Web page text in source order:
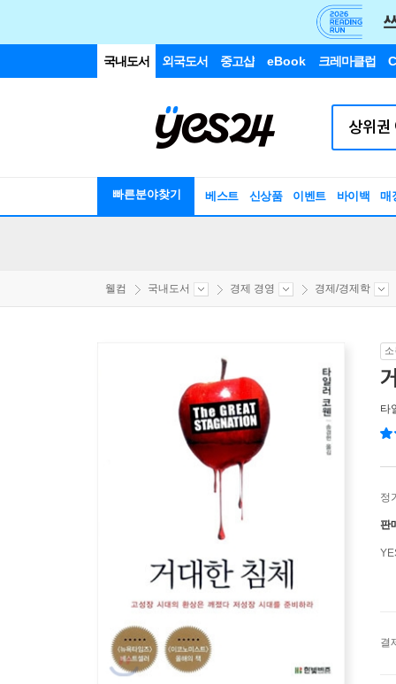
국내도서 외국도서 중고샵 eBook 크레마클럽
빠른분야찾기 베스트 신상품 이벤트 바이백 매
웰컴 국내도서 경제 경영 경제/경제학
타
정
판
결